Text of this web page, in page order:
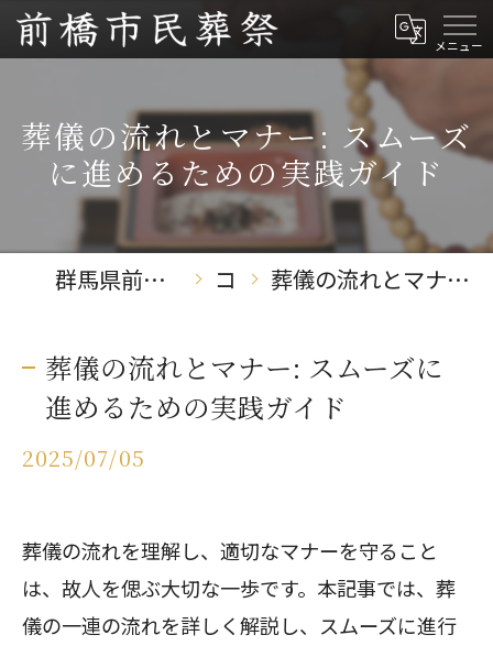
葬儀の流れとマナー: スムーズ
に進めるための実践ガイド
群馬県前橋の葬儀なら前橋市民葬祭 コラム 葬儀の流れとマナー: スムーズに進めるための実践ガイド
葬儀の流れとマナー: スムーズに
進めるための実践ガイド
2025/07/05
葬儀の流れを理解し、適切なマナーを守ること
は、故人を偲ぶ大切な一歩です。本記事では、葬
儀の一連の流れを詳しく解説し、スムーズに進行